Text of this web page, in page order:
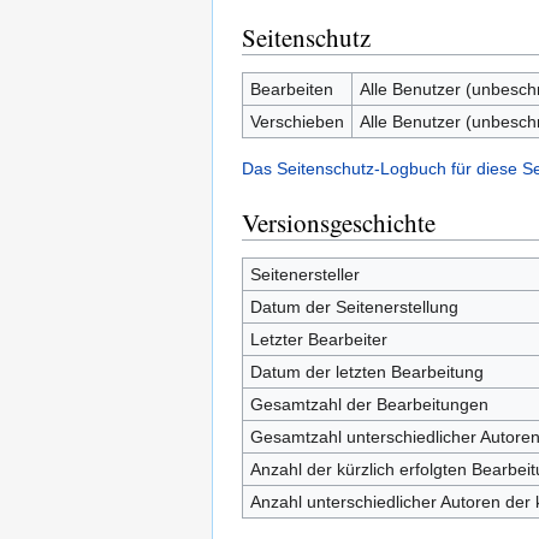
Seitenschutz
Bearbeiten
Alle Benutzer
Verschieben
Alle Benutzer
Das Seitenschutz-Logbuch für diese
Versionsgeschichte
Seitenersteller
Datum der Seitenerstellung
Letzter Bearbeiter
Datum der letzten Bearbeitung
Gesamtzahl der Bearbeitungen
Gesamtzahl unterschiedlicher Autoren
Anzahl der kürzlich erfolgten
Anzahl unterschiedlicher Autoren